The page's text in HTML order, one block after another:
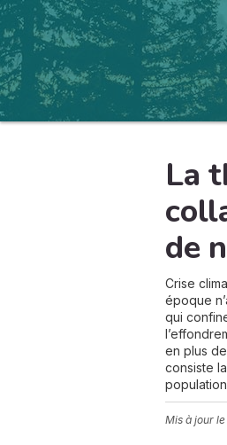
La
de
Crise
époque
qui
en plus
consiste
Mis à jour le